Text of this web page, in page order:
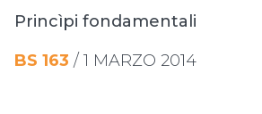
Princìpi fondamentali
BS 163 / 1 MARZO 2014